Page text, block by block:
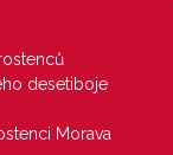
desetiboje
Morava